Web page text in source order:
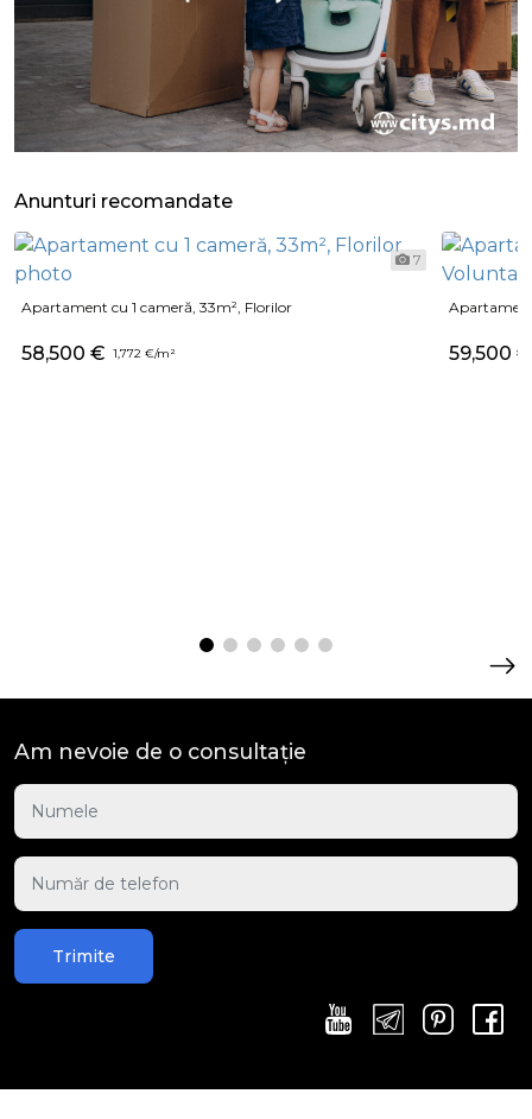
Anunturi recomandate
7
Apartament cu 1 cameră, 33m², Florilor
58,500 € 1,772 €/m² 59,500 €
Am nevoie de o consultație
Trimite